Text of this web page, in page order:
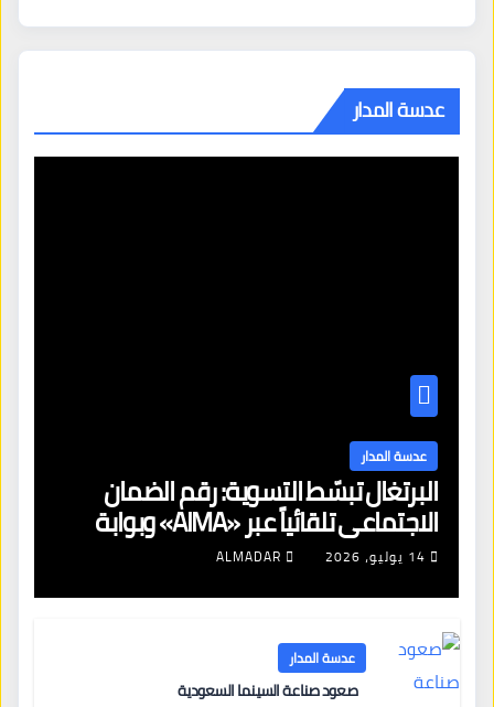
عدسة المدار
عدسة المدار
البرتغال تبسّط التسوية: رقم الضمان
الاجتماعي تلقائياً عبر «AIMA» وبوابة
جديدة لتجديد الإقامات
14 يوليو، 2026 ALMADAR
عدسة المدار
صعود صناعة السينما السعودية